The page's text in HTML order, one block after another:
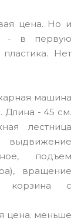
цена. Но и
- в первую
Нет
машина
Длина - 45 см.
лестница
выдвижение
подъем
вращение
корзина с
цена. меньше